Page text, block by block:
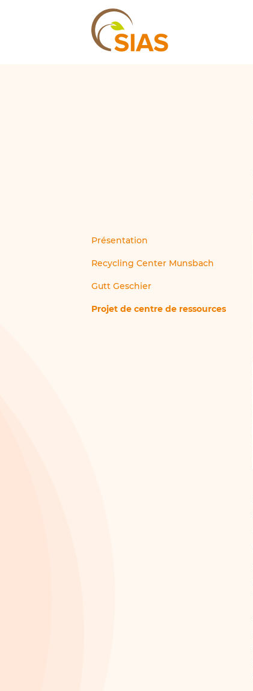
Présentation
Recycling Center Munsbach
Gutt Geschier
Projet de centre de ressources